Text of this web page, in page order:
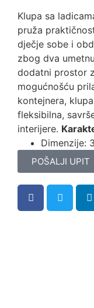
Klupa sa
pruža
dječje sobe i
zbog dva
dodatni prostor
mogućnošću
kontejnera,
fleksibilna,
interijere.
Dimenzije:
POŠALJI UPIT